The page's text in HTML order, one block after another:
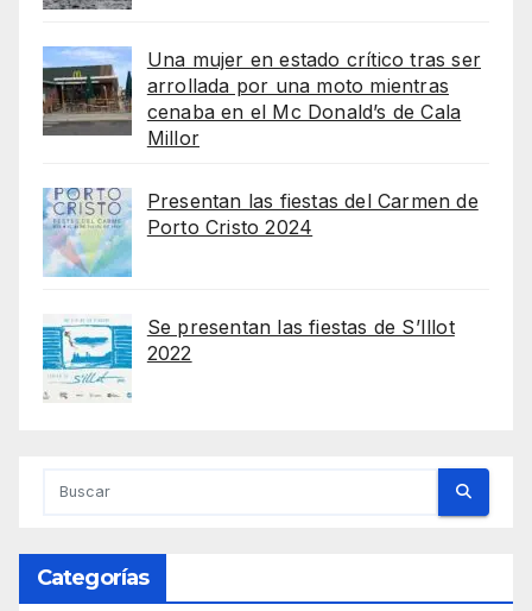
Una mujer en estado crítico tras ser
arrollada por una moto mientras
cenaba en el Mc Donald’s de Cala
Millor
Presentan las fiestas del Carmen de
Porto Cristo 2024
Se presentan las fiestas de S’Illot
2022
Categorías